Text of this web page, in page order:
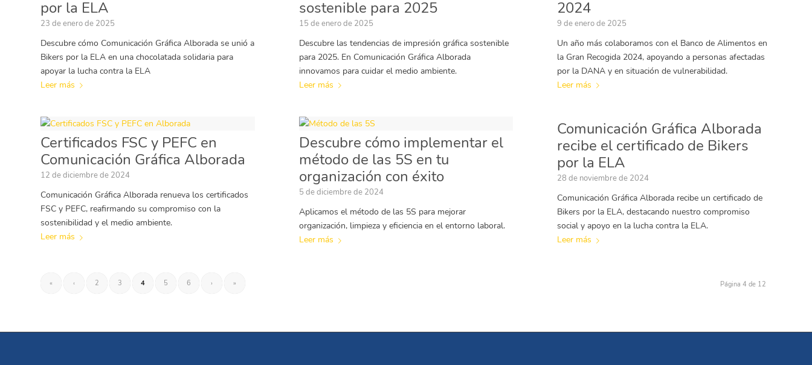
por la ELA
23 de enero de 2025
Descubre cómo Comunicación Gráfica Alborada se unió a
Bikers por la ELA en una chocolatada solidaria para
apoyar la lucha contra la ELA
Leer más
sostenible para 2025
15 de enero de 2025
Descubre las tendencias de impresión gráfica sostenible
para 2025. En Comunicación Gráfica Alborada
innovamos para cuidar el medio ambiente.
Leer más
2024
9 de enero de 2025
Un año más colaboramos con el Banco de Alimentos en
la Gran Recogida 2024, apoyando a personas afectadas
por la DANA y en situación de vulnerabilidad.
Leer más
Certificados FSC y PEFC en
Comunicación Gráfica Alborada
12 de diciembre de 2024
Comunicación Gráfica Alborada renueva los certificados
FSC y PEFC, reafirmando su compromiso con la
sostenibilidad y el medio ambiente.
Leer más
Descubre cómo implementar el
método de las 5S en tu
organización con éxito
5 de diciembre de 2024
Aplicamos el método de las 5S para mejorar
organización, limpieza y eficiencia en el entorno laboral.
Leer más
Comunicación Gráfica Alborada
recibe el certificado de Bikers
por la ELA
28 de noviembre de 2024
Comunicación Gráfica Alborada recibe un certificado de
Bikers por la ELA, destacando nuestro compromiso
social y apoyo en la lucha contra la ELA.
Leer más
Página 4 de 12
« ‹ 2 3 4 5 6 › »